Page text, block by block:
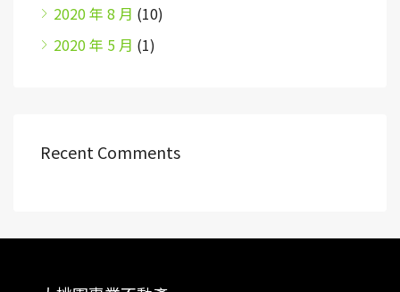
2020 年 8 月 (10)
2020 年 5 月 (1)
Recent Comments